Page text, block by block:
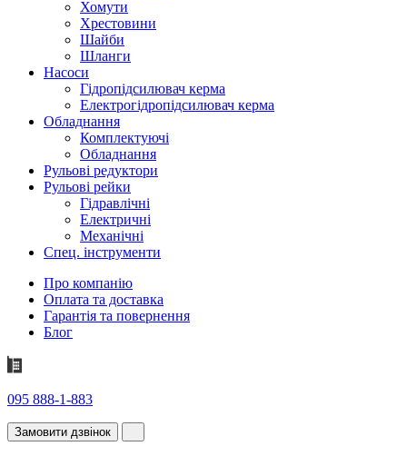
Хомути
Хрестовини
Шайби
Шланги
Насоси
Гідропідсилювач керма
Електрогідропідсилювач керма
Обладнання
Комплектуючі
Обладнання
Рульові редуктори
Рульові рейки
Гідравлічні
Електричні
Механічні
Спец. інструменти
Про компанію
Оплата та доставка
Гарантія та повернення
Блог
095 888-1-883
Замовити дзвінок